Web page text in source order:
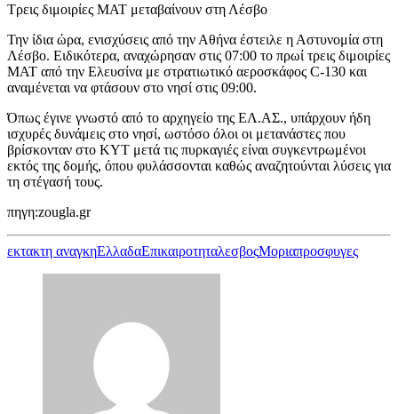
Τρεις διμοιρίες ΜΑΤ μεταβαίνουν στη Λέσβο
Την ίδια ώρα, ενισχύσεις από την Αθήνα έστειλε η Αστυνομία στη
Λέσβο. Ειδικότερα, αναχώρησαν στις 07:00 το πρωί τρεις διμοιρίες
ΜΑΤ από την Ελευσίνα με στρατιωτικό αεροσκάφος C-130 και
αναμένεται να φτάσουν στο νησί στις 09:00.
Όπως έγινε γνωστό από το αρχηγείο της ΕΛ.ΑΣ., υπάρχουν ήδη
ισχυρές δυνάμεις στο νησί, ωστόσο όλοι οι μετανάστες που
βρίσκονταν στο ΚΥΤ μετά τις πυρκαγιές είναι συγκεντρωμένοι
εκτός της δομής, όπου φυλάσσονται καθώς αναζητούνται λύσεις για
τη στέγασή τους.
πηγη:zougla.gr
εκτακτη αναγκηΕλλαδαΕπικαιροτηταλεσβοςΜοριαπροσφυγες